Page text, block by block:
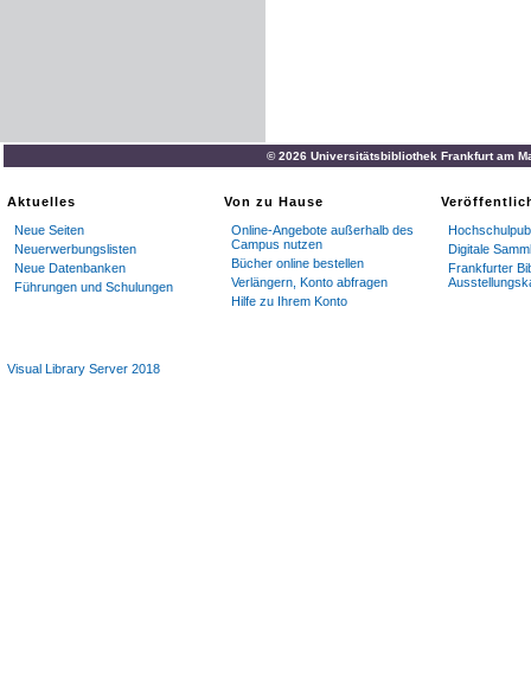
© 2026 Universitätsbibliothek Frankfurt am
Aktuelles
Neue Seiten
Neuerwerbungslisten
Neue Datenbanken
Führungen und Schulungen
Von zu Hause
Online-Angebote außerhalb des
Campus nutzen
Bücher online bestellen
Verlängern, Konto abfragen
Hilfe zu Ihrem Konto
Digitale
Frankfurter
Visual Library Server 2018